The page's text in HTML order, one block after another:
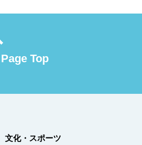
Page Top
文化・スポーツ